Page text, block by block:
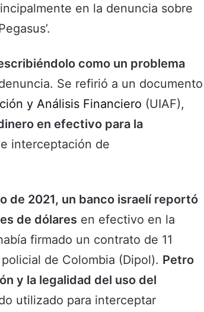
en la denuncia sobre
como un problema
Se refirió a un documento
y Análisis Financiero (UIAF),
en efectivo para la
interceptación de
de 2021, un banco israelí reportó
de dólares en efectivo en la
firmado un contrato de 11
de Colombia (Dipol). Petro
y la legalidad del uso del
utilizado para interceptar